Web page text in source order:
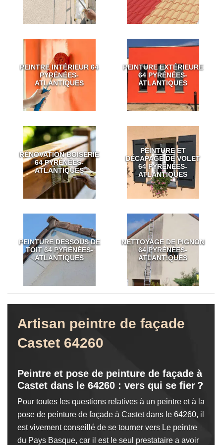
PEINTRE INTÉRIEUR 64
PYRÉNÉES-
ATLANTIQUES
PEINTURE EXTÉRIEURE
64 PYRÉNÉES-
ATLANTIQUES
RÉNOVATION BOISERIE
64 PYRÉNÉES-
ATLANTIQUES
PEINTURE ET
DÉCAPAGE DE VOLET
64 PYRÉNÉES-
ATLANTIQUES
PEINTURE DESSOUS DE
TOIT 64 PYRÉNÉES-
ATLANTIQUES
NETTOYAGE DE PIGNON
64 PYRÉNÉES-
ATLANTIQUES
Artisan peintre de façade
Castet 64260
Peintre et pose de peinture de façade à
Castet dans le 64260 : vers qui se fier ?
Pour toutes les questions relatives à un peintre et à la
pose de peinture de façade à Castet dans le 64260, il
est vivement conseillé de se tourner vers Le peintre
du Pays Basque, car il est le seul prestataire a avoir